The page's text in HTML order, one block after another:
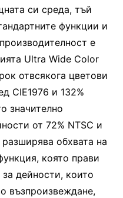
си среда, тъй
функции и
е
Ultra Wide Color
отвсякога цветови
CIE1976 и 132%
значително
от 72% NTSC и
обхвата на
която прави
дейности, които
възпроизвеждане,